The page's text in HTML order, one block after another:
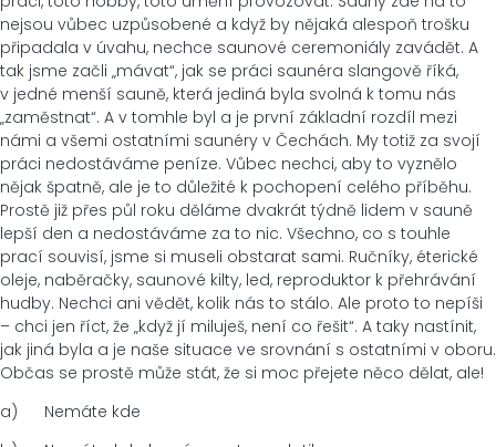
nejsou vůbec uzpůsobené a když by nějaká alespoň trošku
připadala v úvahu, nechce saunové ceremoniály zavádět. A
tak jsme začli „mávat“, jak se práci saunéra slangově říká,
v jedné menší sauně, která jediná byla svolná k tomu nás
„zaměstnat“. A v tomhle byl a je první základní rozdíl mezi
námi a všemi ostatními saunéry v Čechách. My totiž za svojí
práci nedostáváme peníze. Vůbec nechci, aby to vyznělo
nějak špatně, ale je to důležité k pochopení celého příběhu.
Prostě již přes půl roku děláme dvakrát týdně lidem v sauně
lepší den a nedostáváme za to nic. Všechno, co s touhle
prací souvisí, jsme si museli obstarat sami. Ručníky, éterické
oleje, naběračky, saunové kilty, led, reproduktor k přehrávání
hudby. Nechci ani vědět, kolik nás to stálo. Ale proto to nepíši
– chci jen říct, že „když jí miluješ, není co řešit“. A taky nastínit,
jak jiná byla a je naše situace ve srovnání s ostatními v oboru.
Občas se prostě může stát, že si moc přejete něco dělat, ale!
a) Nemáte kde